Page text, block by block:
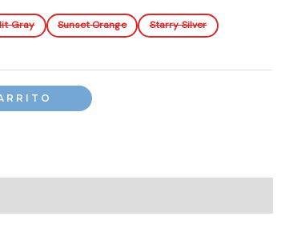
Gray Sunset Orange Starry Silver